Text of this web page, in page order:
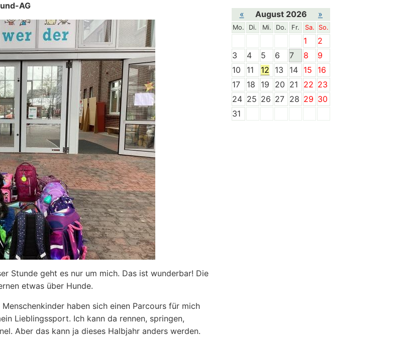
AG
Stunde geht es nur um mich. Das ist wunderbar! Die
etwas über Hunde.
haben sich einen Parcours für mich
Lieblingssport. Ich kann da rennen, springen,
Aber das kann ja dieses Halbjahr anders werden.
« August 2026 »
Mo. Di. Mi. Do. Fr. Sa. So.
1
2
3
4 5 6 7 8
9
10
11 12 13 14 15
16
17
18 19 20 21 22 23
24 25 26 27 28 29 30
31